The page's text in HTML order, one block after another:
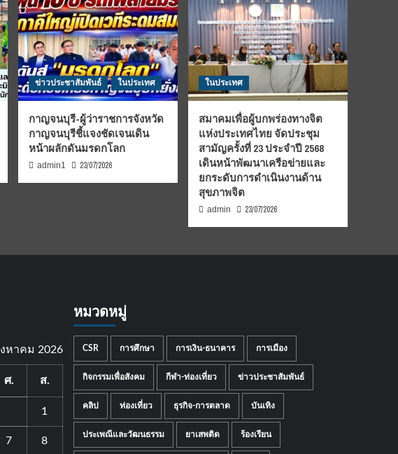
ข่าวประชาสัมพันธ์ ในประเทศ
กาญจนบุรี-ผู้ว่าราชการจังหวัด
กาญจนบุรีชี้แจงชัดเจนเดิน
หน้าผลักดันมรดกโลก
admin1 23/07/2026
ในประเทศ
สมาคมเพื่อผู้บกพร่องทางจิต
แห่งประเทศไทย จัดประชุม
สามัญครั้งที่ 23 ประจำปี 2568
เดินหน้าพัฒนาเครือข่ายและ
ยกระดับการดำเนินงานด้าน
สุขภาพจิต
admin 23/07/2026
หาคม 2026
ศ. ส.
1
7 8
หมวดหมู่
CSR การศึกษา การเงิน-ธนาคาร การเมือง
กิจกรรมเพื่อสังคม กีฬา-ท่องเที่ยว ข่าวประชาสัมพันธ์
คลิป ท่องเที่ยว ธุรกิจ-การตลาด บันเทิง
ประเพณีและวัฒนธรรม ยาเสพติด ร้องเรียน